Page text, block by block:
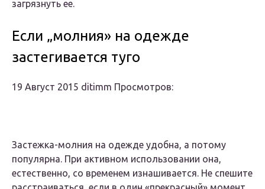
загрязнуть ее.
Если „молния» на одежде
застегивается туго
19 Август 2015 ditimm Просмотров:
Застежка-молния на одежде удобна, а потому
популярна. При активном использовании она,
естественно, со временем изнашивается. Не спешите